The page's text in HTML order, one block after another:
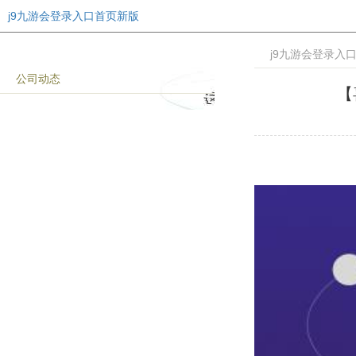
j9九游会登录入口首页新版
公司动态
j9九游会登录入